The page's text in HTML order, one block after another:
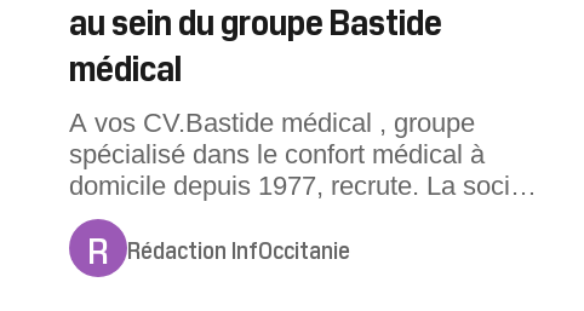
au sein du groupe Bastide
médical
A vos CV.Bastide médical , groupe
spécialisé dans le confort médical à
domicile depuis 1977, recrute. La société
florissante, dont le siège social est à
Caissargues dans le Gard, propose
quelques emplois à pourvoir en
R Rédaction InfOccitanie